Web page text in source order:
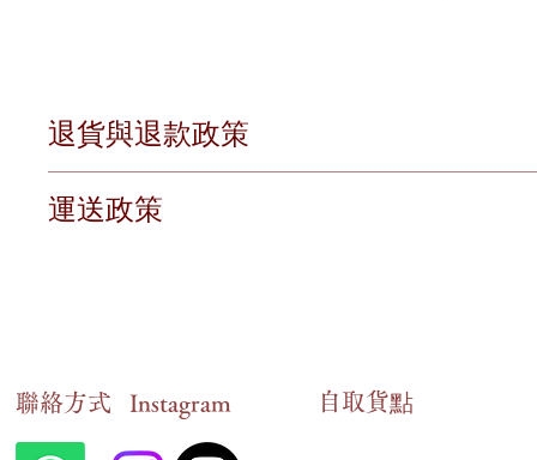
退貨與退款政策
退貨條件
對於有損毀狀況的貨品，或因意外情況未能
情況確認
一旦我們確認您的情況，您可以選擇以下兩
運送政策
顧客可以隨時以WhatsApp形式跟進最新的送
​聯絡方式 Instagram 自​取貨點